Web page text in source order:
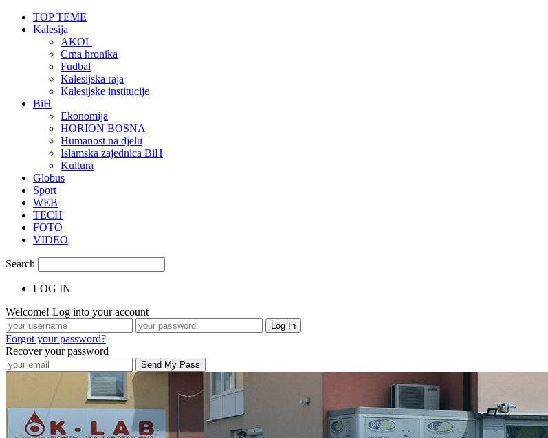
TOP TEME
Kalesija
AKOL
Crna hronika
Fudbal
Kalesijska raja
Kalesijske institucije
BiH
Ekonomija
HORION BOSNA
Humanost na djelu
Islamska zajednica BiH
Kultura
Globus
Sport
WEB
TECH
FOTO
VIDEO
Search
LOG IN
Welcome! Log into your account
Forgot your password?
Recover your password